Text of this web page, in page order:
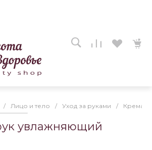
/ Лицо и тело / Уход за руками / Крема
увлажняющий